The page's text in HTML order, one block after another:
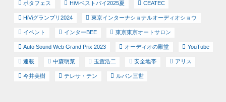
ポタフェス HiViベストバイ2025夏 CEATEC
HiViグランプリ2024 東京インターナショナルオーディオショウ
イベント インターBEE 東京東京オートサロン
Auto Sound Web Grand Prix 2023 オーディオの殿堂 YouTube
連載 中森明菜 玉置浩二 安全地帯 アリス
今井美樹 テレサ・テン ルパン三世